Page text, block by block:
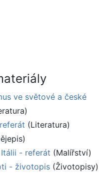
ve světové a české
(Literatura)
- referát (Malířství)
- životopis (Životopisy)